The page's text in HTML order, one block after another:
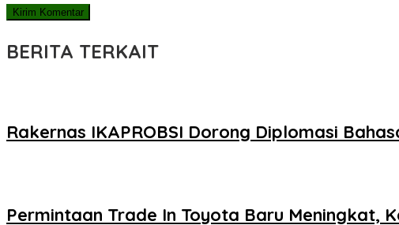
BERITA TERKAIT
Rakernas IKAPROBSI Dorong Diplomasi
Permintaan Trade In Toyota Baru Meningkat,